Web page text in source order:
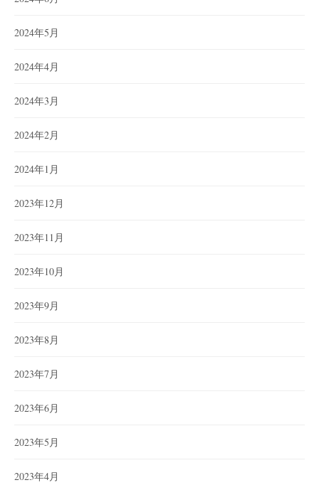
2024年5月
2024年4月
2024年3月
2024年2月
2024年1月
2023年12月
2023年11月
2023年10月
2023年9月
2023年8月
2023年7月
2023年6月
2023年5月
2023年4月